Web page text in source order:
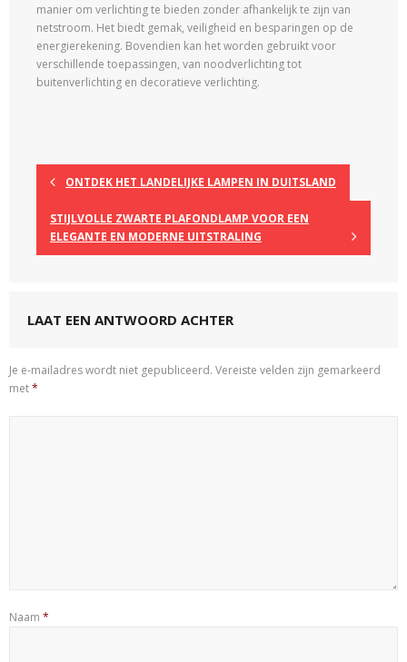
manier om verlichting te bieden zonder afhankelijk te zijn van
netstroom. Het biedt gemak, veiligheid en besparingen op de
energierekening. Bovendien kan het worden gebruikt voor
verschillende toepassingen, van noodverlichting tot
buitenverlichting en decoratieve verlichting.
ONTDEK HET LANDELIJKE LAMPEN IN DUITSLAND
STIJLVOLLE ZWARTE PLAFONDLAMP VOOR EEN
ELEGANTE EN MODERNE UITSTRALING
LAAT EEN ANTWOORD ACHTER
Je e-mailadres wordt niet gepubliceerd. Vereiste velden zijn gemarkeerd
met*
Naam *